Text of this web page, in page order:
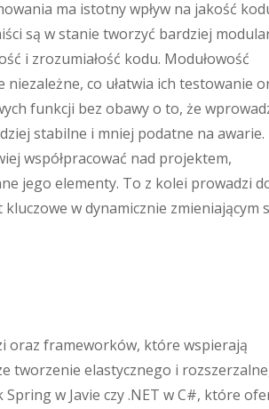
ma istotny wpływ na jakość
są w stanie tworzyć bardziej
i zrozumiałość kodu. Modułowość
co ułatwia ich testowanie
funkcji bez obawy o to, że
stabilne i mniej podatne na awarie.
współpracować nad projektem,
jego elementy. To z kolei prowadzi
w dynamicznie zmieniającym
oraz frameworków, które wspierają
tworzenie elastycznego i
w Javie czy .NET w C#, które